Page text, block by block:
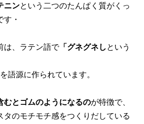
ニンという二つのたんぱく質がくっ
・
は、ラテン語で「グネグネし という
語源に作られています。
むとゴムのようになるのが特徴で、
タのモチモチ感をつくりだしている